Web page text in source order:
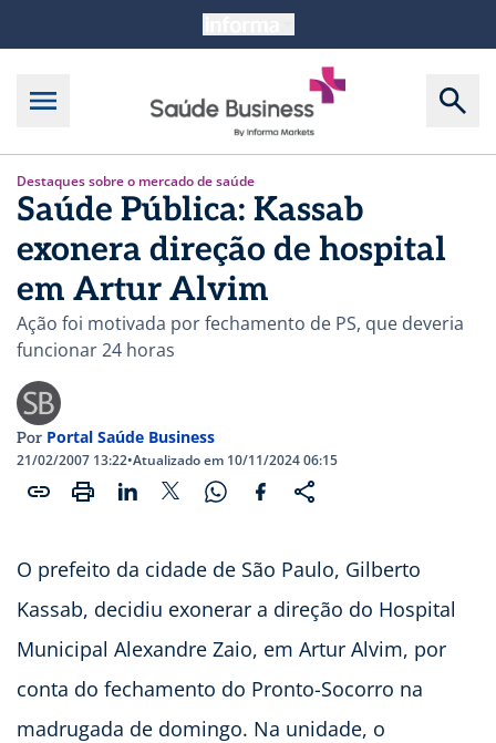
Destaques sobre o mercado de saúde
Saúde Pública: Kassab
exonera direção de hospital
em Artur Alvim
Ação foi motivada por fechamento de PS, que deveria
funcionar 24 horas
Por Portal Saúde Business
21/02/2007 13:22•Atualizado em 10/11/2024 06:15
O prefeito da cidade de São Paulo, Gilberto
Kassab, decidiu exonerar a direção do Hospital
Municipal Alexandre Zaio, em Artur Alvim, por
conta do fechamento do Pronto-Socorro na
madrugada de domingo. Na unidade, o